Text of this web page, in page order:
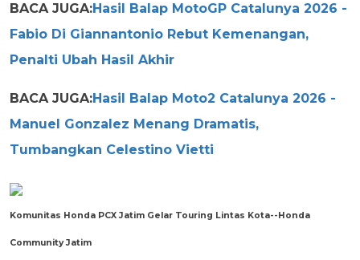
BACA JUGA:Hasil Balap MotoGP Catalunya 2026 -
Fabio Di Giannantonio Rebut Kemenangan,
Penalti Ubah Hasil Akhir
BACA JUGA:Hasil Balap Moto2 Catalunya 2026 -
Manuel Gonzalez Menang Dramatis,
Tumbangkan Celestino Vietti
Komunitas Honda PCX Jatim Gelar Touring Lintas Kota--Honda
Community Jatim